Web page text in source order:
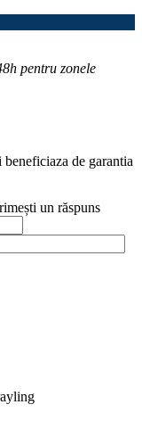
pentru zonele
beneficiaza de garantia
un răspuns